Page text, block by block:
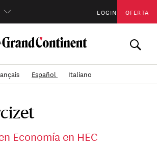
LOGIN OFERTA
Español Italiano
Economía en HEC